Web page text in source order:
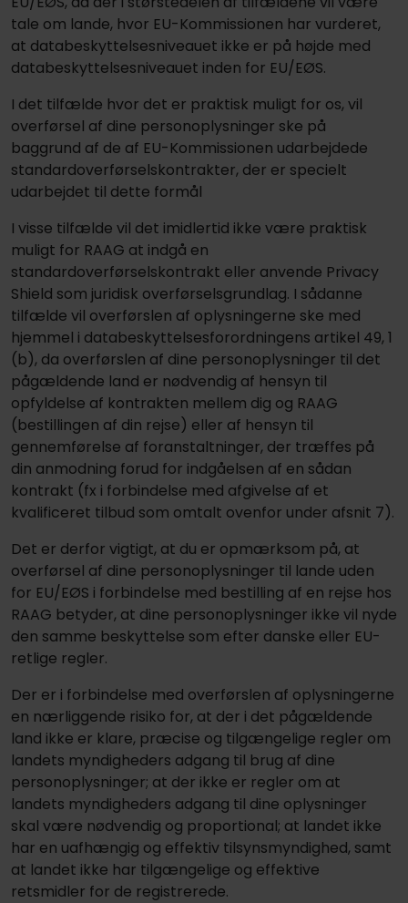
tale om lande, hvor EU-Kommis­sio­nen har vurderet,
at databeskyttelsesniveauet ikke er på højde med
databeskyttelsesniveauet inden for EU/EØS.
I det tilfælde hvor det er praktisk muligt for os, vil
overførsel af dine personoplysninger ske på
baggrund af de af EU-Kommissionen udarbejdede
standardoverførselskontrakter, der er specielt
udarbejdet til dette formål
I visse tilfælde vil det imidlertid ikke være praktisk
muligt for RAAG at indgå en
standardoverførselskontrakt eller anvende Privacy
Shield som juridisk overførselsgrundlag. I sådanne
tilfælde vil overførslen af oplysningerne ske med
hjemmel i databeskyttelsesforordningens artikel 49, 1
(b), da overførslen af dine personoplysninger til det
pågældende land er nødvendig af hensyn til
opfyldelse af kontrakten mellem dig og RAAG
(bestillingen af din rejse) eller af hensyn til
gennemførelse af foranstaltninger, der træffes på
din anmodning forud for indgåelsen af en sådan
kontrakt (fx i forbindelse med afgivelse af et
kvalificeret tilbud som omtalt ovenfor under afsnit 7).
Det er derfor vigtigt, at du er opmærksom på, at
overførsel af dine personoplysninger til lande uden
for EU/EØS i forbindelse med bestilling af en rejse hos
RAAG betyder, at dine personoplysninger ikke vil nyde
den samme beskyttelse som efter danske eller EU-
retlige regler.
Der er i forbindelse med overførslen af oplysningerne
en nærliggende risiko for, at der i det pågældende
land ikke er klare, præcise og tilgængelige regler om
landets myndigheders adgang til brug af dine
personoplysninger; at der ikke er regler om at
landets myndigheders adgang til dine oplysninger
skal være nødvendig og proportional; at landet ikke
har en uafhængig og effektiv tilsynsmyndighed, samt
at landet ikke har tilgængelige og effektive
retsmidler for de registrerede.